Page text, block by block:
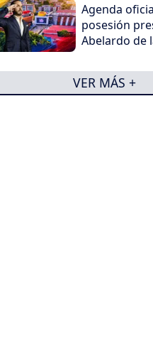
Agenda
posesión
Abelardo de
VER MÁS +